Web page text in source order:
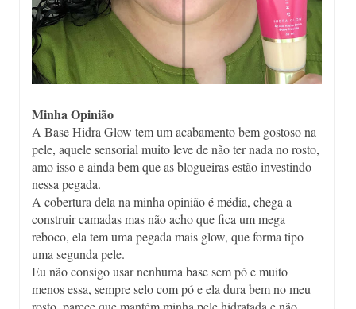
Minha Opinião
A Base Hidra Glow tem um acabamento bem gostoso na
pele, aquele sensorial muito leve de não ter nada no rosto,
amo isso e ainda bem que as blogueiras estão investindo
nessa pegada.
A cobertura dela na minha opinião é média, chega a
construir camadas mas não acho que fica um mega
reboco, ela tem uma pegada mais glow, que forma tipo
uma segunda pele.
Eu não consigo usar nenhuma base sem pó e muito
menos essa, sempre selo com pó e ela dura bem no meu